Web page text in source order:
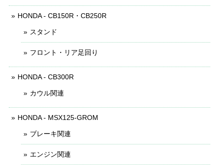
HONDA - CB150R・CB250R
スタンド
フロント・リア足回り
HONDA - CB300R
カウル関連
HONDA - MSX125-GROM
ブレーキ関連
エンジン関連